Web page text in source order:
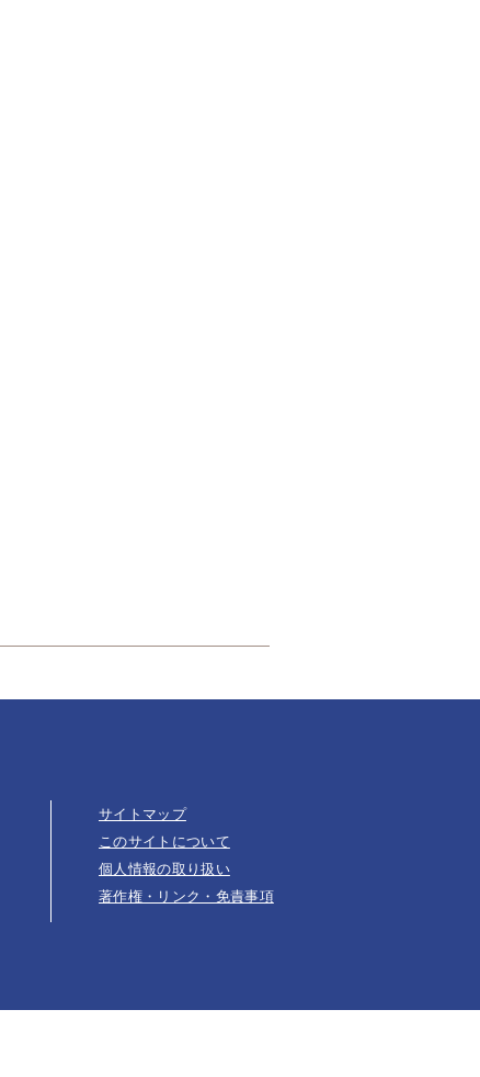
サイトマップ
このサイトについて
個人情報の取り扱い
著作権・リンク・免責事項